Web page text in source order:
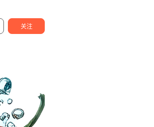
关注